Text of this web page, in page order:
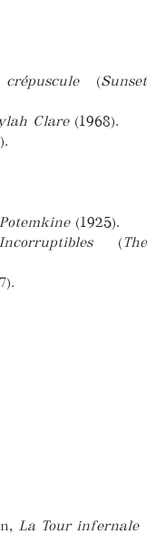
(Sunset
Clare(1968).
(1925).
(The
La Tour infernale